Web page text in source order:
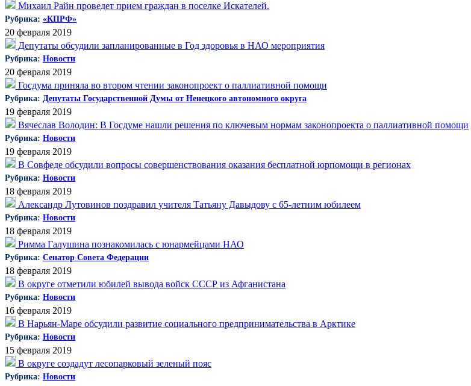
Михаил Райн проведет прием граждан в поселке Искателей.
Рубрика: «КПРФ»
20 февраля 2019
Депутаты обсудили запланированные в Год здоровья в НАО мероприятия
Рубрика: Новости
20 февраля 2019
Госдума приняла во втором чтении законопроект о паллиативной помощи
Рубрика: Депутаты Государственной Думы от Ненецкого автономного округа
19 февраля 2019
Вячеслав Володин: В Госдуме нашли решения по ключевым нормам законопроекта о паллиативной помощи
Рубрика: Новости
19 февраля 2019
В Совфеде обсудили вопросы совершенствования оказания бесплатной юрпомощи в регионах
Рубрика: Новости
18 февраля 2019
Александр Лутовинов поздравил учителя Татьяну Давыдову с 65-летним юбилеем
Рубрика: Новости
18 февраля 2019
Римма Галушина познакомилась с юнармейцами НАО
Рубрика: Сенатор Совета Федерации
18 февраля 2019
В округе отметили юбилей вывода войск СССР из Афганистана
Рубрика: Новости
16 февраля 2019
В Нарьян-Маре обсудили развитие социального предпринимательства в Арктике
Рубрика: Новости
15 февраля 2019
В округе создадут лесопарковый зеленый пояс
Рубрика: Новости